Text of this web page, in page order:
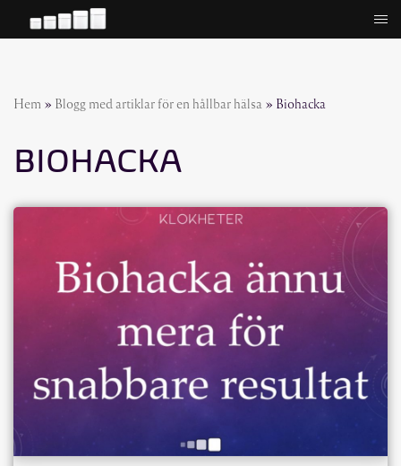
Hem » Blogg med artiklar för en hållbar hälsa » Biohacka
BIOHACKA